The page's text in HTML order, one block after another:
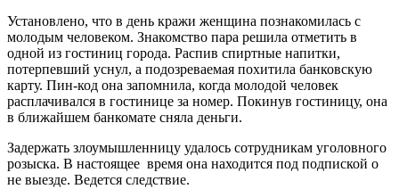
Установлено, что в день кражи женщина познакомилась с
молодым человеком. Знакомство пара решила отметить в
одной из гостиниц города. Распив спиртные напитки,
потерпевший уснул, а подозреваемая похитила банковскую
карту. Пин-код она запомнила, когда молодой человек
расплачивался в гостинице за номер. Покинув гостиницу, она
в ближайшем банкомате сняла деньги.
Задержать злоумышленницу удалось сотрудникам уголовного
розыска. В настоящее время она находится под подпиской о
не выезде. Ведется следствие.